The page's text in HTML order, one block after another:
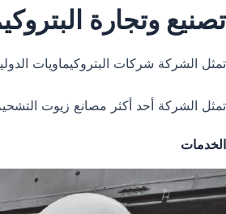
تصنيع وتجارة
تمثل الشركة شركات البتروكيماويات
تمثل الشركة أحد أكثر مصانع زيوت
الخدمات